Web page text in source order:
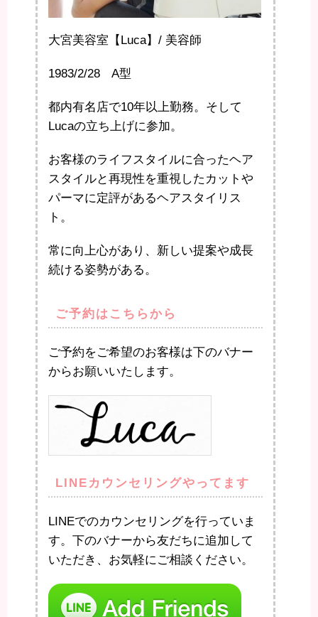
大宮美容室【Luca】/ 美容師
1983/2/28 A型
都内有名店で10年以上勤務。そして
Lucaの立ち上げに参加。
お客様のライフスタイルに合ったヘア
スタイルと再現性を重視したカットや
パーマに定評があるヘアスタイリス
ト。
常に向上心があり、新しい提案や成長
続ける姿勢がある。
ご予約はこちらから
ご予約をご希望のお客様は下のバナー
からお願いいたします。
LINEカウンセリングやってます
LINEでのカウンセリングを行っていま
す。下のバナーから友だちに追加して
いただき、お気軽にご相談ください。